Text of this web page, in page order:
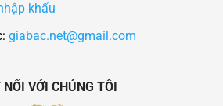
khẩu
giabac.net@gmail.com
NỐI VỚI CHÚNG TÔI